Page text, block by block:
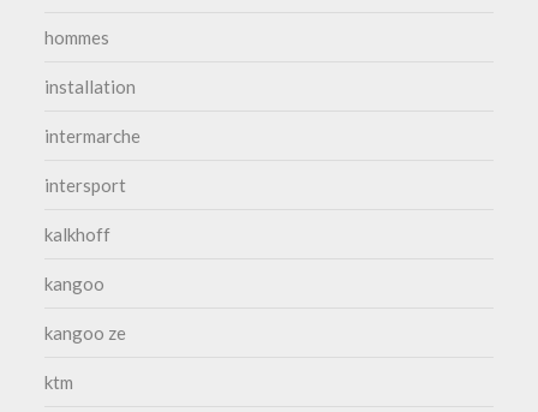
hommes
installation
intermarche
intersport
kalkhoff
kangoo
kangoo ze
ktm